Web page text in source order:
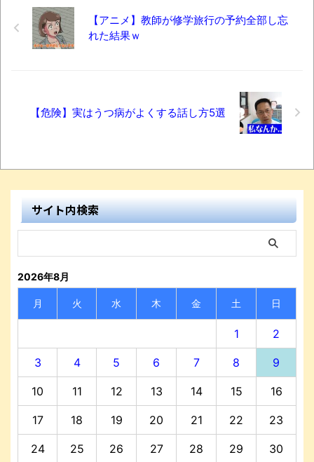
【アニメ】教師が修学旅行の予約全部し忘
れた結果ｗ
【危険】実はうつ病がよくする話し方5選
サイト内検索
2026年8月
月 火 水 木 金 土 日
1 2
3 4 5 6 7 8 9
10 11 12 13 14 15 16
17 18 19 20 21 22 23
24 25 26 27 28 29 30